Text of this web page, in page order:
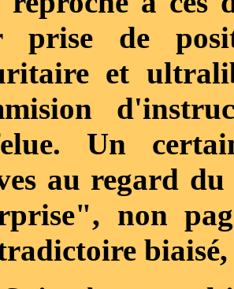
prise de
et
Un
au regard
non
biaisé,